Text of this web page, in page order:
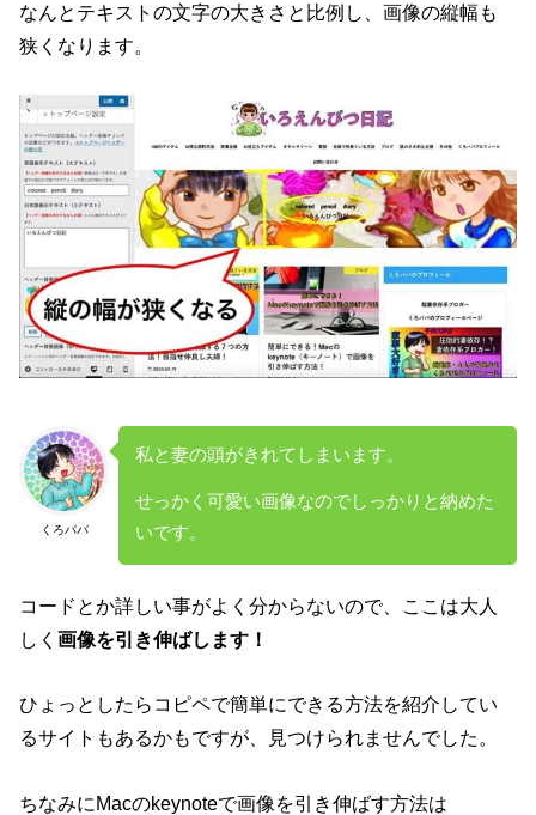
なんとテキストの文字の大きさと比例し、画像の縦幅も
狭くなります。
くろパパ
私と妻の頭がきれてしまいます。
せっかく可愛い画像なのでしっかりと納めた
いです。
コードとか詳しい事がよく分からないので、ここは大人
しく画像を引き伸ばします！
ひょっとしたらコピペで簡単にできる方法を紹介してい
るサイトもあるかもですが、見つけられませんでした。
ちなみにMacのkeynoteで画像を引き伸ばす方法は